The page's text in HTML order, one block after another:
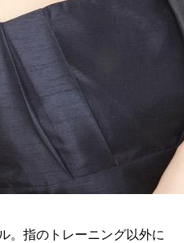
。指のトレーニング以外に